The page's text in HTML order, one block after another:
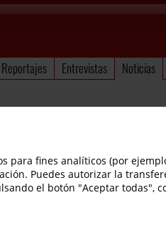
Reportajes Entrevistas Noticias
online Guitar Lions
para fines analíticos (por
Puedes autorizar la
el botón "Aceptar todas",